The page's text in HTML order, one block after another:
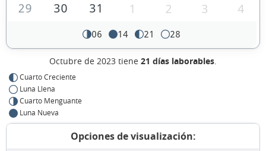
29
30 31 1 2 3 4
06 14 21 28
Octubre de 2023 tiene 21 días laborables.
Cuarto Creciente
Luna Llena
Cuarto Menguante
Luna Nueva
Opciones de visualización: